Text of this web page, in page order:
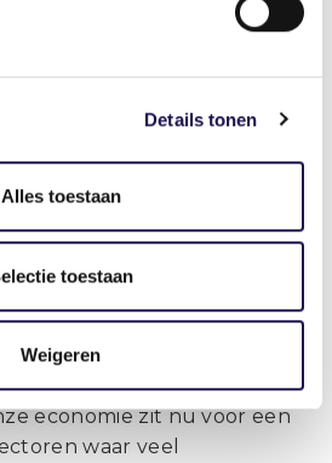
Details tonen
Alles toestaan
toestaan
Weigeren
de koper niet betaalt. Stel, we
deel bemand door
geeft weer extra druk op
uit naar een meer
die ingezet kunnen worden
economie zit nu voor een
waar veel